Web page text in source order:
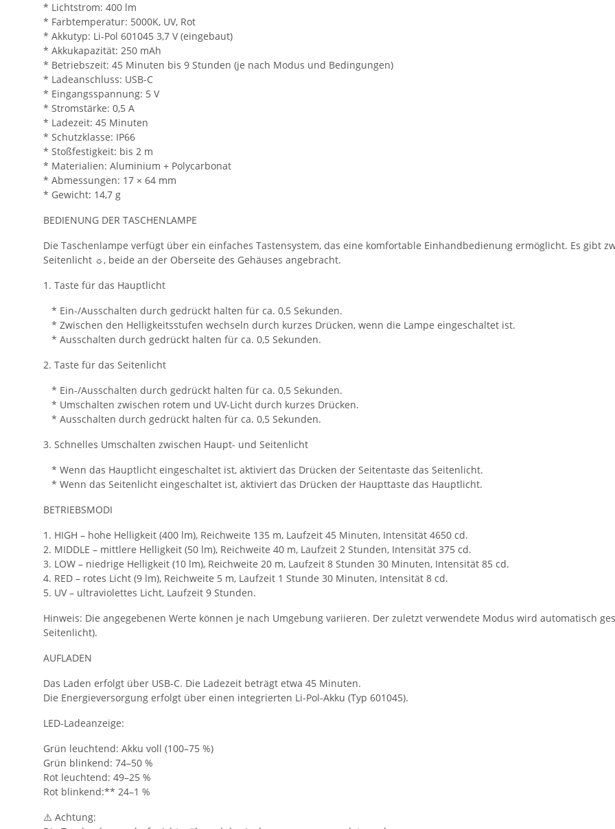
* Lichtstrom: 400 lm
* Farbtemperatur: 5000K, UV, Rot
* Akkutyp: Li-Pol 601045 3,7 V (eingebaut)
* Akkukapazität: 250 mAh
* Betriebszeit: 45 Minuten bis 9 Stunden (je nach Modus und Bedingungen)
* Ladeanschluss: USB-C
* Eingangsspannung: 5 V
* Stromstärke: 0,5 A
* Ladezeit: 45 Minuten
* Schutzklasse: IP66
* Stoßfestigkeit: bis 2 m
* Materialien: Aluminium + Polycarbonat
* Abmessungen: 17 × 64 mm
* Gewicht: 14,7 g
BEDIENUNG DER TASCHENLAMPE
Die Taschenlampe verfügt über ein einfaches Tastensystem, das eine komfortable Einhandbedienung ermöglicht. Es gibt
Seitenlicht ☼, beide an der Oberseite des Gehäuses angebracht.
1. Taste für das Hauptlicht
* Ein-/Ausschalten durch gedrückt halten für ca. 0,5 Sekunden.
* Zwischen den Helligkeitsstufen wechseln durch kurzes Drücken, wenn die Lampe eingeschaltet ist.
* Ausschalten durch gedrückt halten für ca. 0,5 Sekunden.
2. Taste für das Seitenlicht
* Ein-/Ausschalten durch gedrückt halten für ca. 0,5 Sekunden.
* Umschalten zwischen rotem und UV-Licht durch kurzes Drücken.
* Ausschalten durch gedrückt halten für ca. 0,5 Sekunden.
3. Schnelles Umschalten zwischen Haupt- und Seitenlicht
* Wenn das Hauptlicht eingeschaltet ist, aktiviert das Drücken der Seitentaste das Seitenlicht.
* Wenn das Seitenlicht eingeschaltet ist, aktiviert das Drücken der Haupttaste das Hauptlicht.
BETRIEBSMODI
1. HIGH – hohe Helligkeit (400 lm), Reichweite 135 m, Laufzeit 45 Minuten, Intensität 4650 cd.
2. MIDDLE – mittlere Helligkeit (50 lm), Reichweite 40 m, Laufzeit 2 Stunden, Intensität 375 cd.
3. LOW – niedrige Helligkeit (10 lm), Reichweite 20 m, Laufzeit 8 Stunden 30 Minuten, Intensität 85 cd.
4. RED – rotes Licht (9 lm), Reichweite 5 m, Laufzeit 1 Stunde 30 Minuten, Intensität 8 cd.
5. UV – ultraviolettes Licht, Laufzeit 9 Stunden.
Hinweis: Die angegebenen Werte können je nach Umgebung variieren. Der zuletzt verwendete Modus wird automatisch
Seitenlicht).
AUFLADEN
Das Laden erfolgt über USB-C. Die Ladezeit beträgt etwa 45 Minuten.
Die Energieversorgung erfolgt über einen integrierten Li-Pol-Akku (Typ 601045).
LED-Ladeanzeige:
Grün leuchtend: Akku voll (100–75 %)
Grün blinkend: 74–50 %
Rot leuchtend: 49–25 %
Rot blinkend:** 24–1 %
⚠️ Achtung: